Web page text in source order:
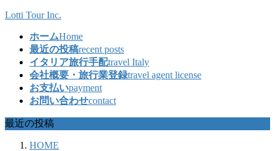
コ
ッ
プ
ナ
移
動
Lotti Tour Inc.
ホームHome
最近の投稿recent posts
イタリア旅行手配travel Italy
会社概要・旅行業登録travel agent license
お支払いpayment
お問い合わせcontact
最近の投稿
HOME